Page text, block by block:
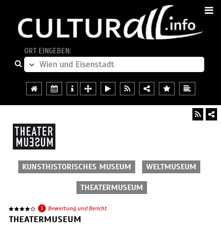
ORT EINGEBEN:
KUNSTHISTORISCHES MUSEUM WELTMUSEUM
THEATERMUSEUM
1 Bewertung und Bericht
THEATERMUSEUM